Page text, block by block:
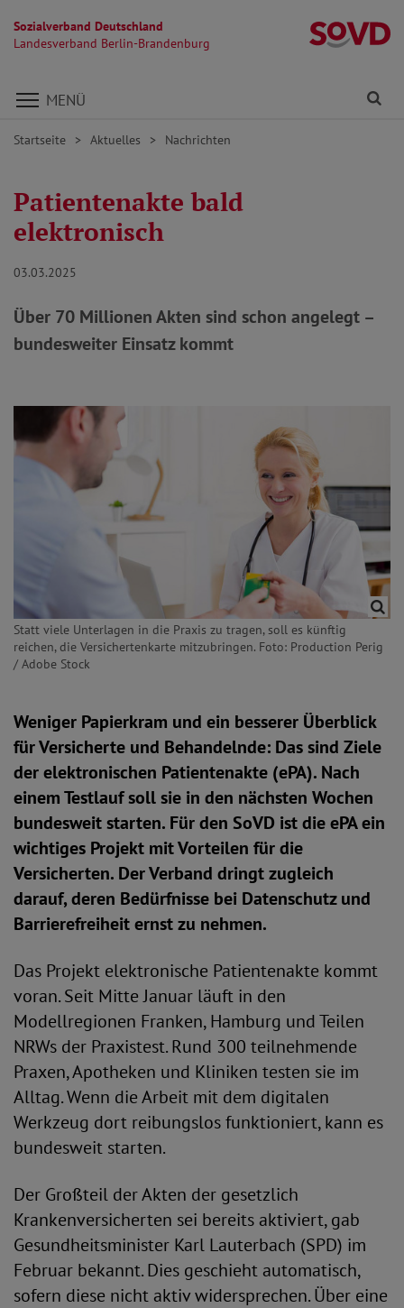
Sozialverband Deutschland
Landesverband Berlin-Brandenburg
Direkt zu den Inhalten springen
MENÜ
Startseite Aktuelles Nachrichten
Patientenakte bald
elektronisch
03.03.2025
Über 70 Millionen Akten sind schon angelegt –
bundesweiter Einsatz kommt
Statt viele Unterlagen in die Praxis zu tragen, soll es künftig
reichen, die Versichertenkarte mitzubringen. Foto: Production Perig
/ Adobe Stock
Weniger Papierkram und ein besserer Überblick
für Versicherte und Behandelnde: Das sind Ziele
der elektronischen Patientenakte (ePA). Nach
einem Testlauf soll sie in den nächsten Wochen
bundesweit starten. Für den SoVD ist die ePA ein
wichtiges Projekt mit Vorteilen für die
Versicherten. Der Verband dringt zugleich
darauf, deren Bedürfnisse bei Datenschutz und
Barrierefreiheit ernst zu nehmen.
Das Projekt elektronische Patientenakte kommt
voran. Seit Mitte Januar läuft in den
Modellregionen Franken, Hamburg und Teilen
NRWs der Praxistest. Rund 300 teilnehmende
Praxen, Apotheken und Kliniken testen sie im
Alltag. Wenn die Arbeit mit dem digitalen
Werkzeug dort reibungslos funktioniert, kann es
bundesweit starten.
Der Großteil der Akten der gesetzlich
Krankenversicherten sei bereits aktiviert, gab
Gesundheitsminister Karl Lauterbach (SPD) im
Februar bekannt. Dies geschieht automatisch,
sofern diese nicht aktiv widersprechen. Über eine